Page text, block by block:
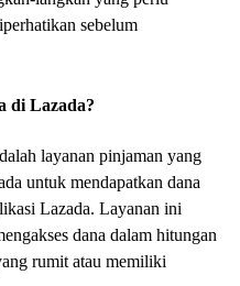
sebelum
di Lazada?
layanan pinjaman yang
untuk mendapatkan dana
Lazada. Layanan ini
dana dalam hitungan
rumit atau memiliki